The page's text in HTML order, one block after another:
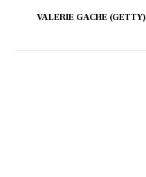
VALERIE GACHE (GETTY)